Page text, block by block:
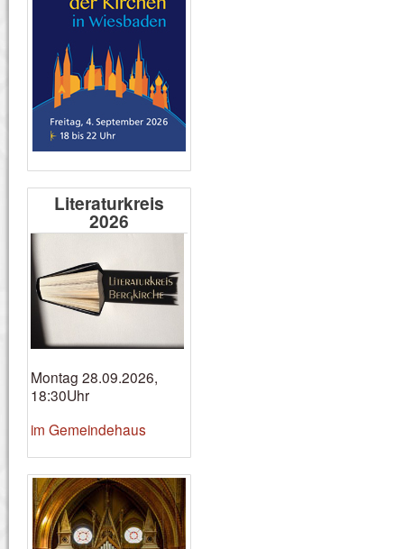
Literaturkreis
2026
Montag 28.09.2026,
18:30Uhr
im Gemeindehaus